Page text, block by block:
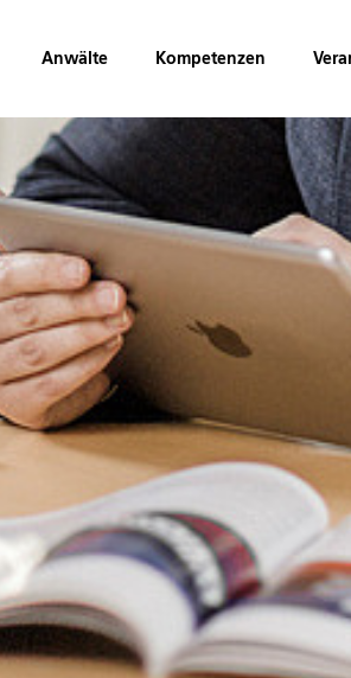
Anwälte Kompetenzen